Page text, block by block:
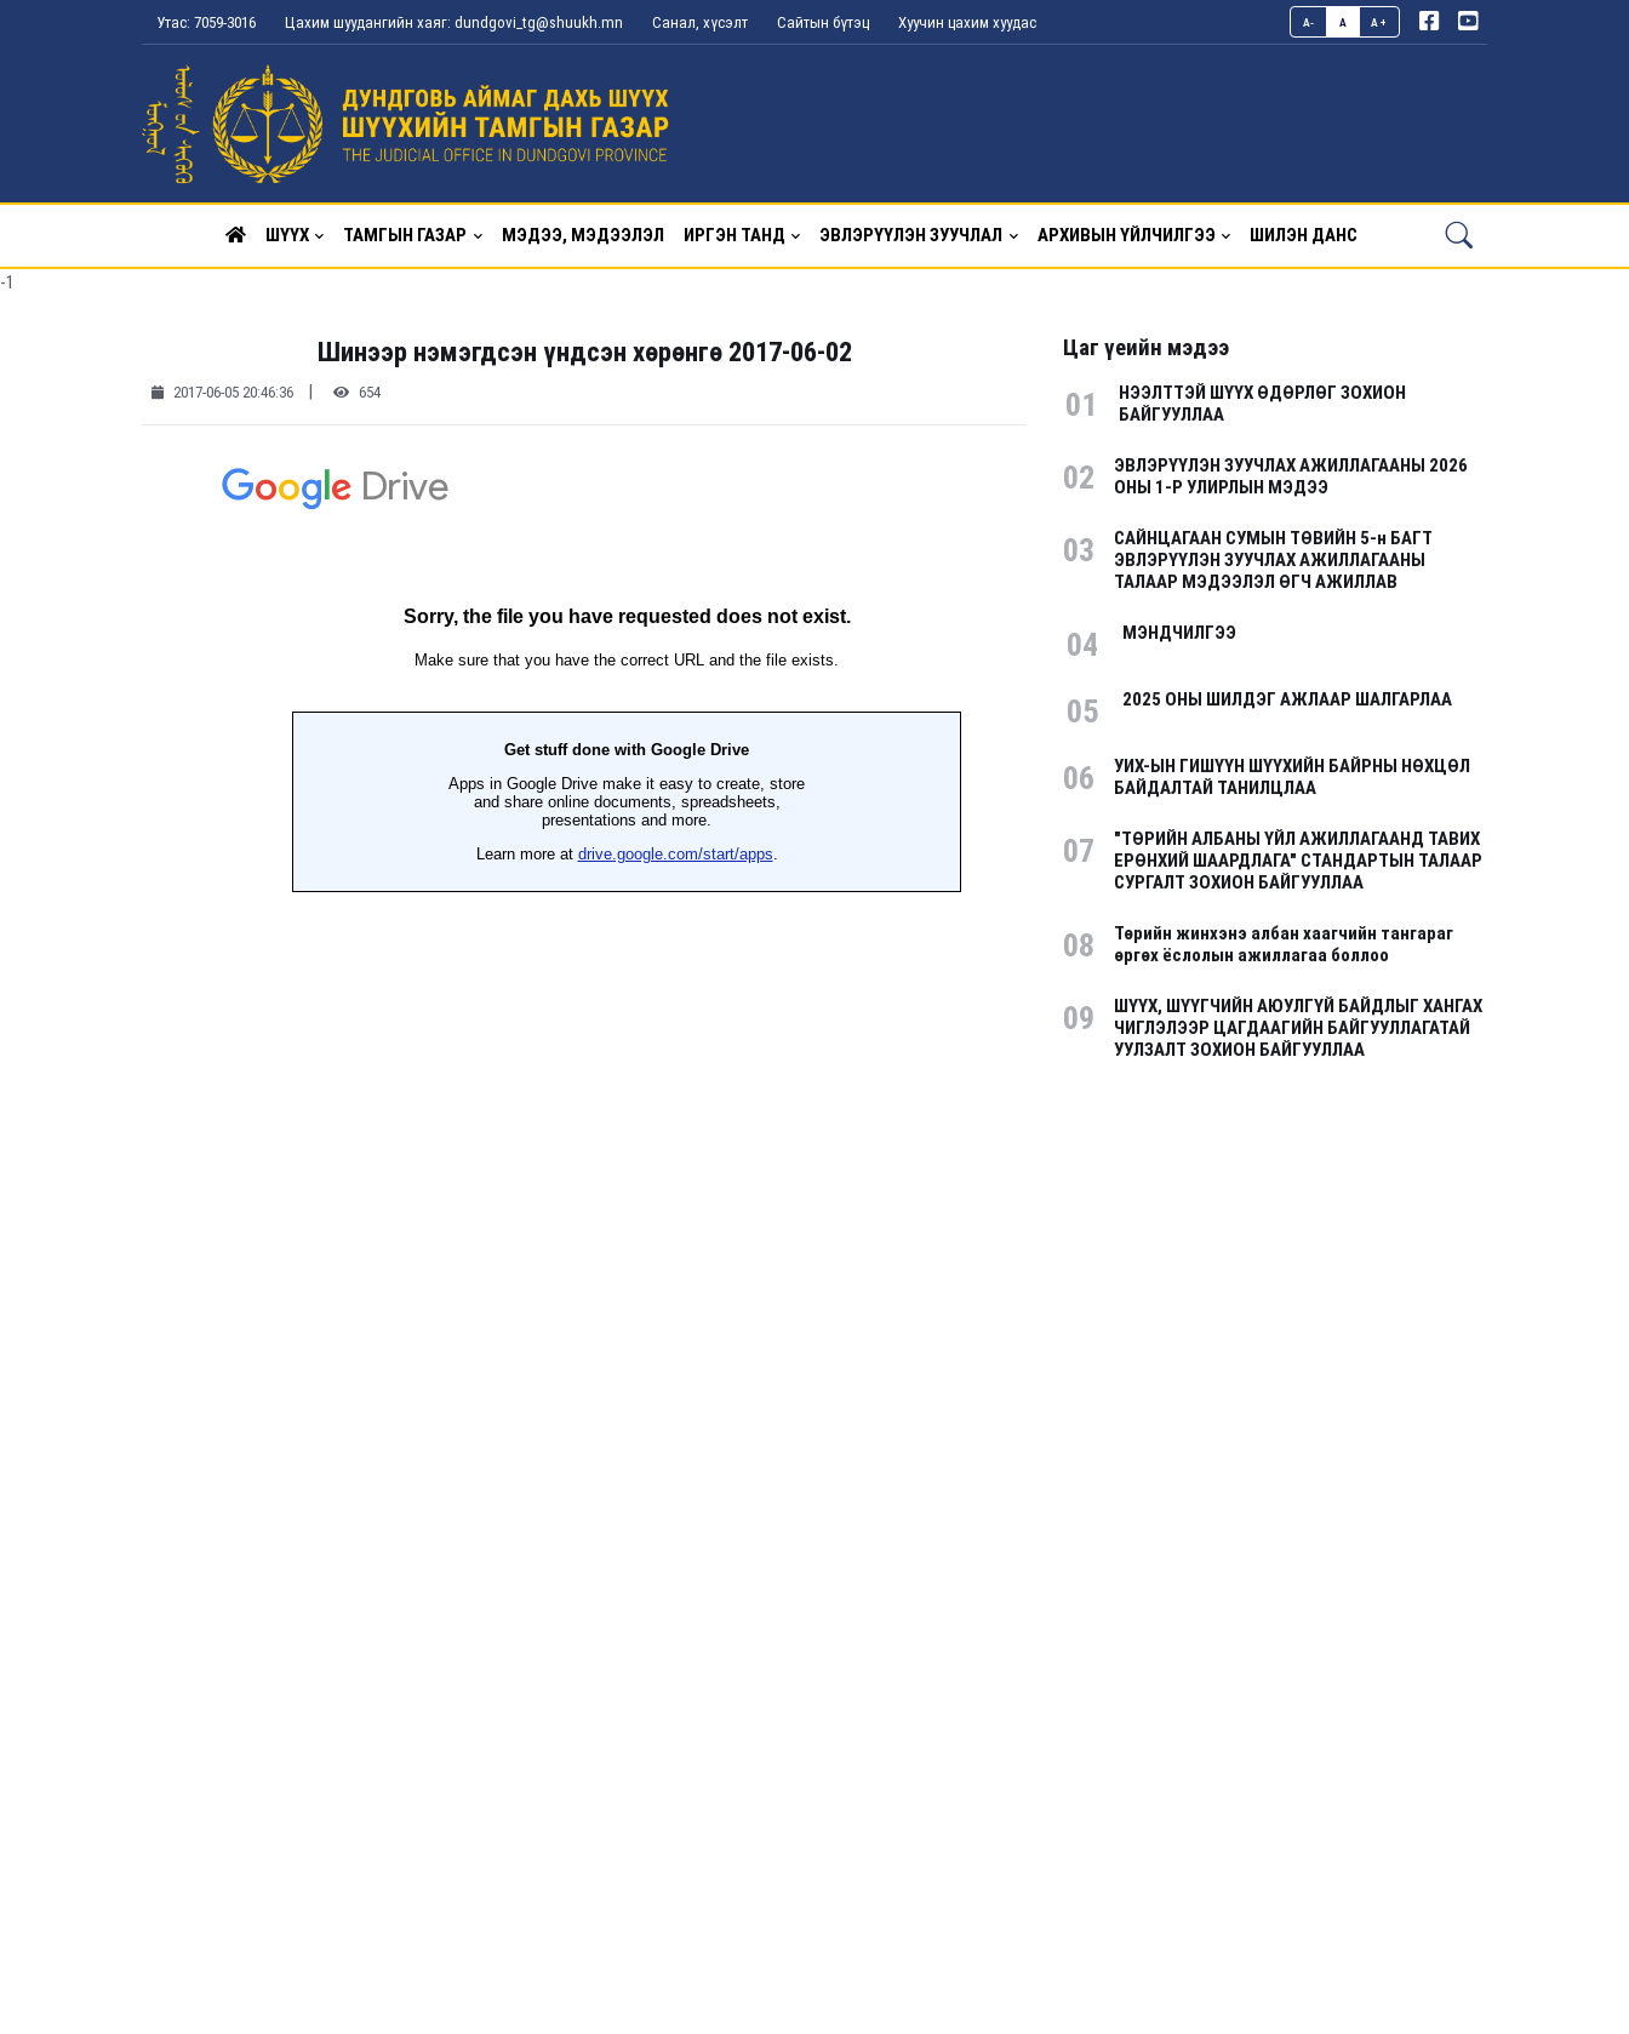
Утас: 7059-3016 Цахим шуудангийн хаяг: dundgovi_tg@shuukh.mn Санал, хүсэлт Сайтын бүтэц Хуучин цахим хуудас A- A A+
ШҮҮХ ТАМГЫН ГАЗАР МЭДЭЭ, МЭДЭЭЛЭЛ ИРГЭН ТАНД ЭВЛЭРҮҮЛЭН ЗУУЧЛАЛ АРХИВЫН ҮЙЛЧИЛГЭЭ ШИЛЭН ДАНС
-1
Шинээр нэмэгдсэн үндсэн хөрөнгө 2017-06-02
2017-06-05 20:46:36 | 654
Цаг үеийн мэдээ
01
НЭЭЛТТЭЙ ШҮҮХ ӨДӨРЛӨГ ЗОХИОН
БАЙГУУЛЛАА
02
ЭВЛЭРҮҮЛЭН ЗУУЧЛАХ АЖИЛЛАГААНЫ 2026
ОНЫ 1-Р УЛИРЛЫН МЭДЭЭ
03
САЙНЦАГААН СУМЫН ТӨВИЙН 5-н БАГТ
ЭВЛЭРҮҮЛЭН ЗУУЧЛАХ АЖИЛЛАГААНЫ
ТАЛААР МЭДЭЭЛЭЛ ӨГЧ АЖИЛЛАВ
04 МЭНДЧИЛГЭЭ
05 2025 ОНЫ ШИЛДЭГ АЖЛААР ШАЛГАРЛАА
06
УИХ-ЫН ГИШҮҮН ШҮҮХИЙН БАЙРНЫ НӨХЦӨЛ
БАЙДАЛТАЙ ТАНИЛЦЛАА
07
"ТӨРИЙН АЛБАНЫ ҮЙЛ АЖИЛЛАГААНД ТАВИХ
ЕРӨНХИЙ ШААРДЛАГА" СТАНДАРТЫН ТАЛААР
СУРГАЛТ ЗОХИОН БАЙГУУЛЛАА
08
Төрийн жинхэнэ албан хаагчийн тангараг
өргөх ёслолын ажиллагаа боллоо
09
ШҮҮХ, ШҮҮГЧИЙН АЮУЛГҮЙ БАЙДЛЫГ ХАНГАХ
ЧИГЛЭЛЭЭР ЦАГДААГИЙН БАЙГУУЛЛАГАТАЙ
УУЛЗАЛТ ЗОХИОН БАЙГУУЛЛАА